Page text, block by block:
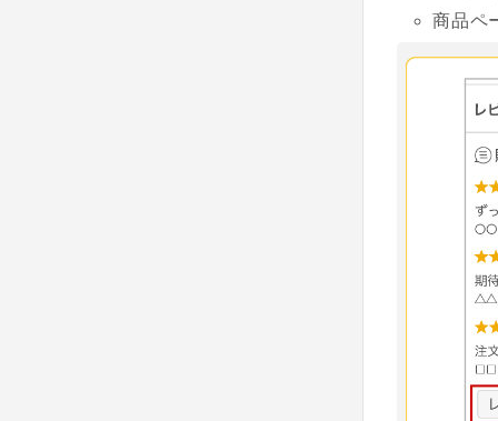
商品ペ